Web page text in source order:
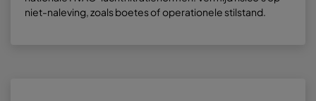
niet-naleving, zoals boetes of operationele stilstand.